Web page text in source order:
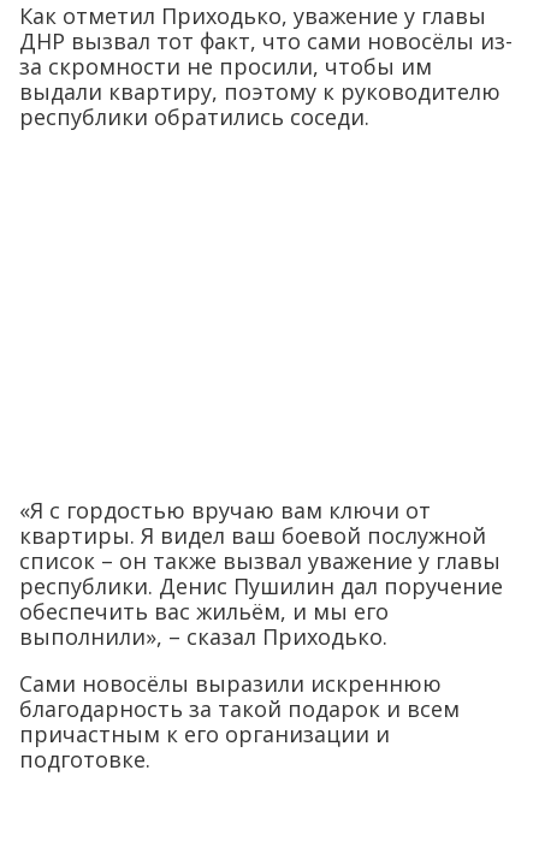
Как отметил Приходько, уважение у главы
ДНР вызвал тот факт, что сами новосёлы из-
за скромности не просили, чтобы им
выдали квартиру, поэтому к руководителю
республики обратились соседи.
«Я с гордостью вручаю вам ключи от
квартиры. Я видел ваш боевой послужной
список – он также вызвал уважение у главы
республики. Денис Пушилин дал поручение
обеспечить вас жильём, и мы его
выполнили», – сказал Приходько.
Сами новосёлы выразили искреннюю
благодарность за такой подарок и всем
причастным к его организации и
подготовке.